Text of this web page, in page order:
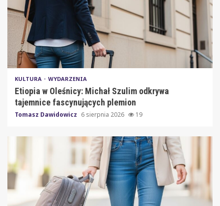
KULTURA WYDARZENIA
Etiopia w Oleśnicy: Michał Szulim odkrywa
tajemnice fascynujących plemion
Tomasz Dawidowicz 6 sierpnia 2026 19